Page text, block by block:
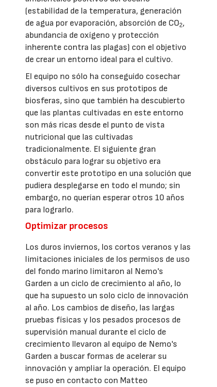
(estabilidad de la temperatura, generación
de agua por evaporación, absorción de CO2,
abundancia de oxígeno y protección
inherente contra las plagas) con el objetivo
de crear un entorno ideal para el cultivo.
El equipo no sólo ha conseguido cosechar
diversos cultivos en sus prototipos de
biosferas, sino que también ha descubierto
que las plantas cultivadas en este entorno
son más ricas desde el punto de vista
nutricional que las cultivadas
tradicionalmente. El siguiente gran
obstáculo para lograr su objetivo era
convertir este prototipo en una solución que
pudiera desplegarse en todo el mundo; sin
embargo, no querían esperar otros 10 años
para lograrlo.
Optimizar procesos
Los duros inviernos, los cortos veranos y las
limitaciones iniciales de los permisos de uso
del fondo marino limitaron al Nemo's
Garden a un ciclo de crecimiento al año, lo
que ha supuesto un solo ciclo de innovación
al año. Los cambios de diseño, las largas
pruebas físicas y los pesados procesos de
supervisión manual durante el ciclo de
crecimiento llevaron al equipo de Nemo's
Garden a buscar formas de acelerar su
innovación y ampliar la operación. El equipo
se puso en contacto con Matteo